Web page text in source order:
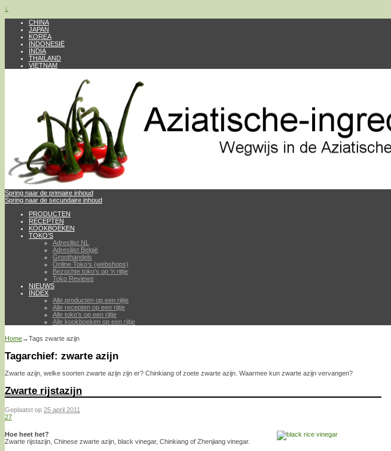
↓
CHINA
JAPAN
KOREA
INDONESIË
INDIA
THAILAND
VIETNAM
Spring naar de primaire inhoud
Spring naar de secundaire inhoud
PRODUCTEN
RECEPTEN
KOOKBOEKEN
TOKO’S
Adreslijst NL
Adreslijst België
Groothandels
Online Toko’s (webshops)
Bezochte toko’s op ’n rijtje
Toko Reviews
NIEUWS
INDEX
Alle producten op een rijtje
Alle recepten op een rijtje
Alle toko’s op een rijtje
Alle kookboeken op een rijtje
Home→Tags zwarte azijn
Tagarchief: zwarte azijn
Zwarte azijn, welke soorten zwarte azijn zijn er? Chinkiang of zoete zwarte azijn. Waarmee kun zwarte azijn vervangen?
Zwarte rijstazijn
Geplaatst op 25 april 2011
27
Hoe heet het?
Zwarte rijstazijn, Chinese zwarte azijn, black vinegar, Chinkiang of Zhenjiang vinegar.